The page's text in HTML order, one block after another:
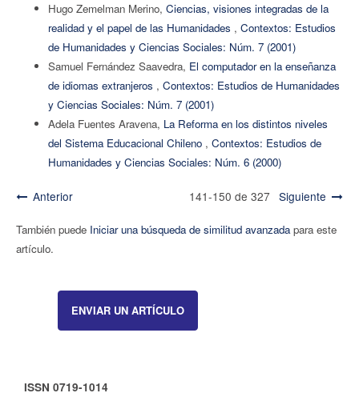
Hugo Zemelman Merino, Ciencias, visiones integradas de la
realidad y el papel de las Humanidades , Contextos: Estudios
de Humanidades y Ciencias Sociales: Núm. 7 (2001)
Samuel Fernández Saavedra, El computador en la enseñanza
de idiomas extranjeros , Contextos: Estudios de Humanidades
y Ciencias Sociales: Núm. 7 (2001)
Adela Fuentes Aravena, La Reforma en los distintos niveles
del Sistema Educacional Chileno , Contextos: Estudios de
Humanidades y Ciencias Sociales: Núm. 6 (2000)
Anterior 141-150 de 327 Siguiente
También puede Iniciar una búsqueda de similitud avanzadapara este
artículo.
ENVIAR UN ARTÍCULO
ISSN 0719-1014